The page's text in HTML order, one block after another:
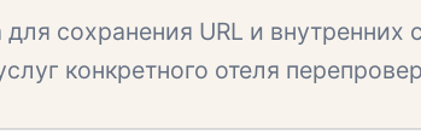
сохранения URL и внутренних
конкретного отеля